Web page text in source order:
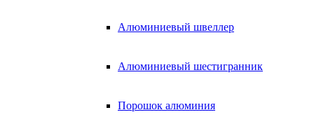
Алюминиевый швеллер
Алюминиевый шестигранник
Порошок алюминия